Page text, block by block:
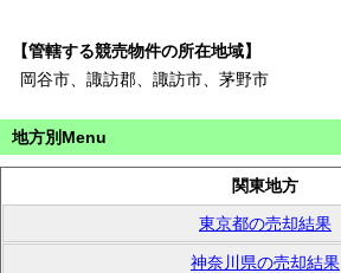
【管轄する競売物件の所在地域】
岡谷市、諏訪郡、諏訪市、茅野市
地方別Menu
関東地方
東京都の売却結果
神奈川県の売却結果